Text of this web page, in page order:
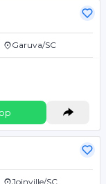
Garuva/SC
Joinville/SC